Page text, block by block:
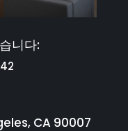
니다:
CA 90007